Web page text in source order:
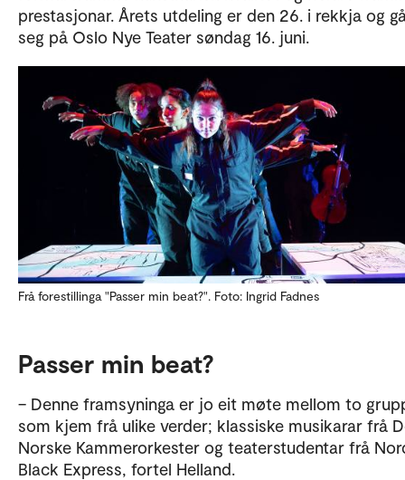
prestasjonar. Årets utdeling er den 26. i rekkja og
seg på Oslo Nye Teater søndag 16. juni.
Frå forestillinga "Passer min beat?". Foto: Ingrid Fadnes
Passer min beat?
– Denne framsyninga er jo eit møte mellom to
som kjem frå ulike verder; klassiske musikarar frå
Norske Kammerorkester og teaterstudentar frå
Black Express, fortel Helland.